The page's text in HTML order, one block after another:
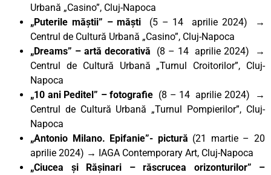
Urbană „Casino”, Cluj-Napoca
„Puterile măștii” – măști (5 – 14 aprilie 2024) →
Centrul de Cultură Urbană „Casino”, Cluj-Napoca
„Dreams” – artă decorativă (8 – 14 aprilie 2024) →
Centrul de Cultură Urbană „Turnul Croitorilor”, Cluj-
Napoca
„10 ani Peditel” – fotografie (8 – 14 aprilie 2024) →
Centrul de Cultură Urbană „Turnul Pompierilor”, Cluj-
Napoca
„Antonio Milano. Epifanie”- pictură (21 martie – 20
aprilie 2024) → IAGA Contemporary Art, Cluj-Napoca
„Ciucea și Rășinari – răscrucea orizonturilor” –